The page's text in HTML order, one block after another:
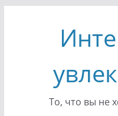
содержимому
То, что вы не